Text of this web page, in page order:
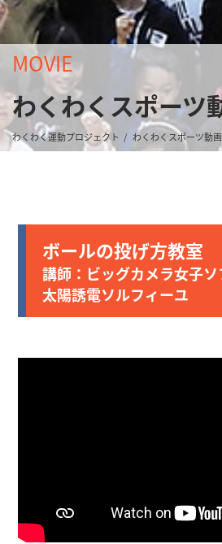
MOVIE
わくわくスポーツ
わくわく運動プロジェクト わくわくスポーツ動画
ボールの投げ方教室
講師：ビッグカメラ女子ソ
太陽誘電ソルフィーユ